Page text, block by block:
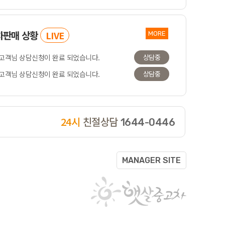
객님 상담신청이 완료 되었습니다. 상담중
판매상황 LIVE MORE
상담중
상담중
상담중
객님 상담신청이 완료 되었습니다. 상담중
24시 친절상담 1644-0446
MANAGER SITE